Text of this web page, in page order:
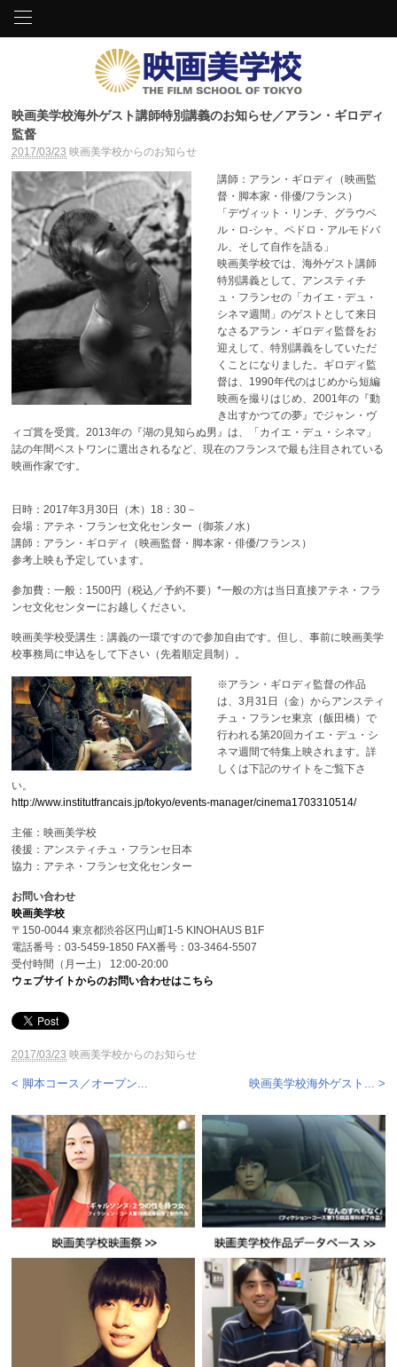
映画美学校海外ゲスト講師特別講義のお知らせ／アラン・ギロディ
監督
2017/03/23 映画美学校からのお知らせ
講師：アラン・ギロディ（映画監
督・脚本家・俳優/フランス）
「デヴィット・リンチ、グラウベ
ル・ロ-シャ、ペドロ・アルモドバ
ル、そして自作を語る」
映画美学校では、海外ゲスト講師
特別講義として、アンスティチ
ュ・フランセの「カイエ・デュ・
シネマ週間」のゲストとして来日
なさるアラン・ギロディ監督をお
迎えして、特別講義をしていただ
くことになりました。ギロディ監
督は、1990年代のはじめから短編
映画を撮りはじめ、2001年の『動
き出すかつての夢』でジャン・ヴ
ィゴ賞を受賞。2013年の『湖の見知らぬ男』は、「カイエ・デュ・シネマ」
誌の年間ベストワンに選出されるなど、現在のフランスで最も注目されている
映画作家です。
日時：2017年3月30日（木）18：30－
会場：アテネ・フランセ文化センター（御茶ノ水）
講師：アラン・ギロディ（映画監督・脚本家・俳優/フランス）
参考上映も予定しています。
参加費：一般：1500円（税込／予約不要）*一般の方は当日直接アテネ・フラ
ンセ文化センターにお越しください。
映画美学校受講生：講義の一環ですので参加自由です。但し、事前に映画美学
校事務局に申込をして下さい（先着順定員制）。
※アラン・ギロディ監督の作品
は、3月31日（金）からアンスティ
チュ・フランセ東京（飯田橋）で
行われる第20回カイエ・デュ・シ
ネマ週間で特集上映されます。詳
しくは下記のサイトをご覧下さ
い。
http://www.institutfrancais.jp/tokyo/events-manager/cinema1703310514/
主催：映画美学校
後援：アンスティチュ・フランセ日本
協力：アテネ・フランセ文化センター
お問い合わせ
映画美学校
〒150-0044 東京都渋谷区円山町1-5 KINOHAUS B1F
電話番号：03-5459-1850 FAX番号：03-3464-5507
受付時間（月ー土） 12:00-20:00
ウェブサイトからのお問い合わせはこちら
2017/03/23 映画美学校からのお知らせ
< 脚本コース／オープン... 映画美学校海外ゲスト... >